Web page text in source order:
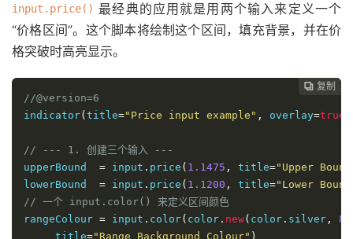
input.price() 最经典的应用就是用两个输入来定义一个
“价格区间”。这个脚本将绘制这个区间，填充背景，并在价
格突破时高亮显示。
 复制
 复制
 复制
//@version=6
indicator( title="Price input example" , overlay=true
// --- 1. 创建三个输入 ---
upperBound = input . price ( 1.1475 , title="Upper
lowerBound = input . price ( 1.1200 , title="Lower
// 一个 input.color() 来定义区间颜色
rangeColour = input . color( color . new( color . silver , 80
     title
="Range Background Colour" )